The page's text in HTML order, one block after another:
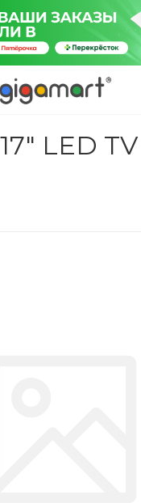
LED